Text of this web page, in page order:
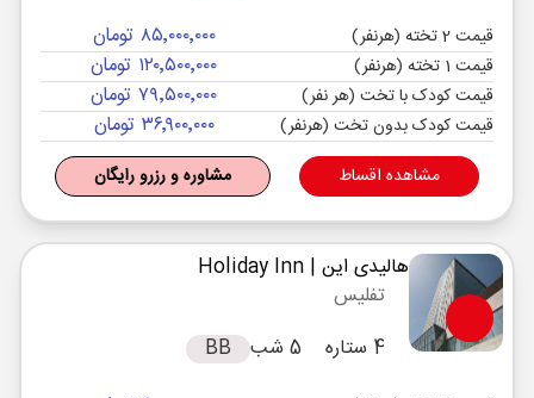
قیمت 2 تخته (هرنفر) ۸۵٬۰۰۰٬۰۰۰ تومان
قیمت 1 تخته (هرنفر) ۱۲۰٬۵۰۰٬۰۰۰ تومان
قیمت کودک با تخت (هر نفر) ۷۹٬۵۰۰٬۰۰۰ تومان
قیمت کودک بدون تخت (هرنفر) ۳۶٬۹۰۰٬۰۰۰ تومان
مشاهده اقساط مشاوره و رزرو رایگان
هالیدی این | Holiday Inn
تفلیس
4 ستاره
5 شب BB